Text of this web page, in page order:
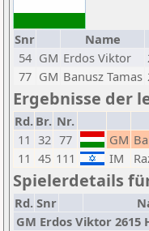
Snr Name
54 GM Erdos Viktor
77 GM Banusz Tamas
Ergebnisse der
Rd. Br. Nr.
11 32 77 GM
11 45 111 IM
Spielerdetails
Rd. Snr
GM Erdos Viktor 2615